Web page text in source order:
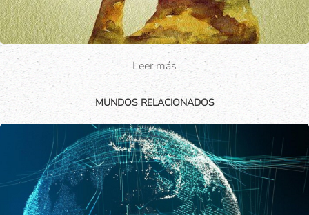
Leer más
MUNDOS RELACIONADOS